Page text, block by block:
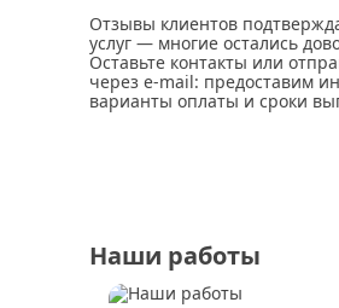
Отзывы клиентов
услуг — многие остались
Оставьте контакты или
через e-mail: предоставим
варианты оплаты и сроки
Наши работы